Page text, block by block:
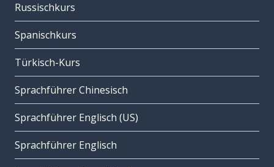
Russischkurs
Spanischkurs
Türkisch-Kurs
Sprachführer Chinesisch
Sprachführer Englisch (US)
Sprachführer Englisch